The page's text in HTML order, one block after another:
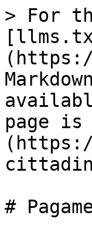
> For
page is
#